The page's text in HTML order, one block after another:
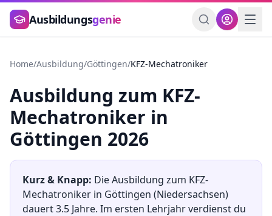
Zum Hauptinhalt springen
Ausbildungsgenie
Home/Ausbildung/Göttingen/KFZ-Mechatroniker
Ausbildung zum KFZ-
Mechatroniker in
Göttingen 2026
Kurz & Knapp: Die Ausbildung zum KFZ-
Mechatroniker in Göttingen (Niedersachsen)
dauert3.5 Jahre. Im ersten Lehrjahr verdienst du